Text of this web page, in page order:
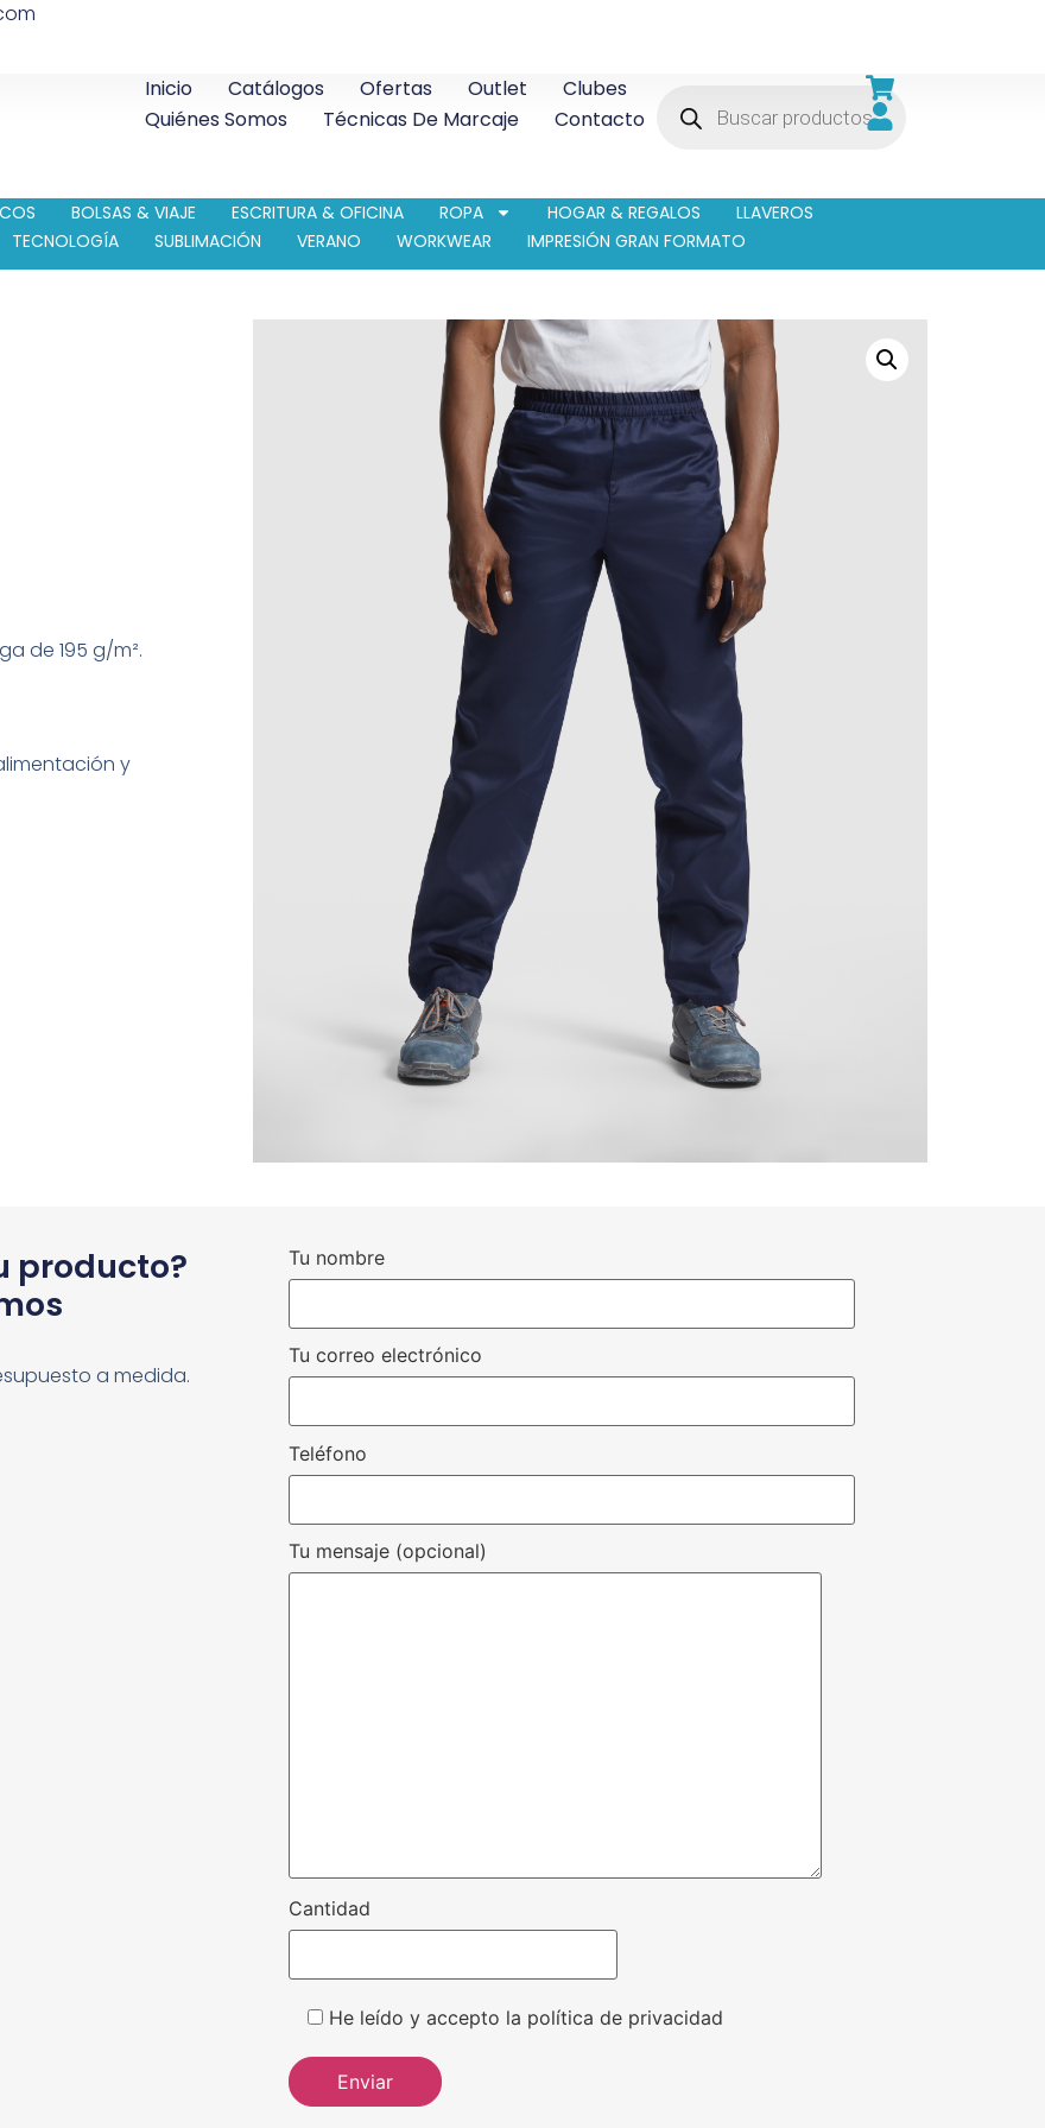
Inicio Catálogos Ofertas Outlet
Clubes
Quiénes Somos
Técnicas De Marcaje Contacto
BOLSAS & VIAJE ESCRITURA & OFICINA ROPA HOGAR & REGALOS
LLAVEROS
TECNOLOGÍA SUBLIMACIÓN VERANO WORKWEAR IMPRESIÓN GRAN FORMATO
de 195 g/m².
y
producto?
a medida.
Tu nombre
Tu correo electrónico
Teléfono
Tu mensaje (opcional)
Cantidad
He leído y accepto la política de privacidad